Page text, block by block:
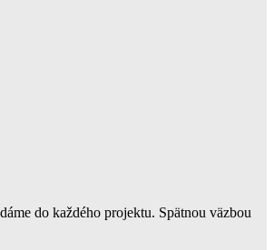
do každého projektu. Spätnou väzbou